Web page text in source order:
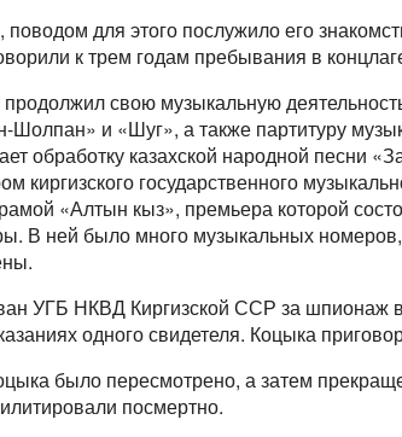
для этого послужило его
к трем годам пребывания в
свою музыкальную
и «Шуг», а также партитуру
обработку казахской народной песни
киргизского государственного
«Алтын кыз», премьера которой
В ней было много музыкальных
УГБ НКВД Киргизской ССР за шпионаж в
одного свидетеля. Коцыка
было пересмотрено, а затем
посмертно.